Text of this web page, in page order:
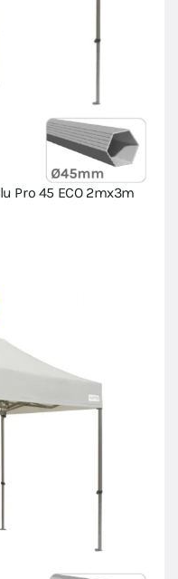
Pro 45 ECO 2mx3m